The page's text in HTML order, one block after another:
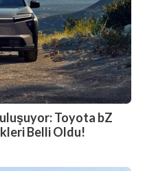
Toyota bZ
Belli Oldu!